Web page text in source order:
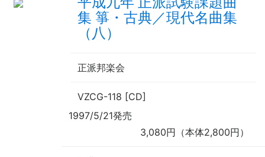
集 箏・古典／現代名曲集
（八）
正派邦楽会
VZCG-118 [CD]
1997/5/21発売
3,080円（本体2,800円）